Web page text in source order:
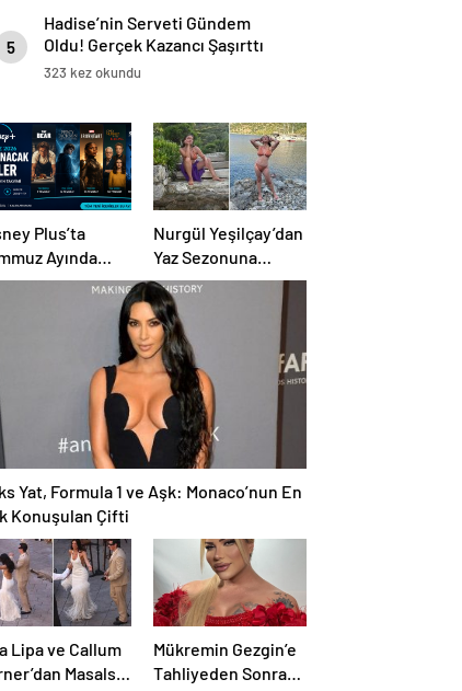
5
Hadise’nin Serveti Gündem
Oldu! Gerçek Kazancı Şaşırttı
323 kez okundu
Plus’ta
Ayında
Diziler
Güncel Yayın
Nurgül Yeşilçay’dan
Yaz Sezonuna
Damga Vuran
Paylaşım
Yat, Formula 1 ve Aşk: Monaco’nun En
Konuşulan Çifti
Lipa ve Callum
Masalsı
Mükremin Gezgin’e
Tahliyeden Sonra